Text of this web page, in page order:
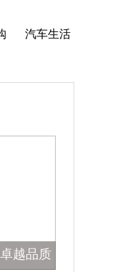
汽车生活
越品质